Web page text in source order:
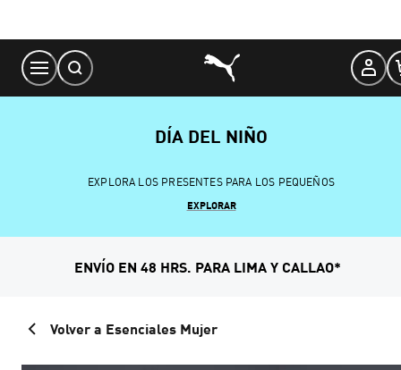
Content
DÍA DEL NIÑO
EXPLORA LOS PRESENTES PARA LOS PEQUEÑOS
EXPLORAR
ENVÍO EN 48 HRS. PARA LIMA Y CALLAO*
Volver a Esenciales Mujer